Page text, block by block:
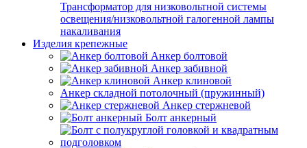
Трансформатор для низковольтной системы
освещения/низковольтной галогенной лампы
накаливания
Изделия крепежные
Анкер болтовой
Анкер забивной
Анкер клиновой
Анкер складной потолочный (пружинный)
Анкер стержневой
Болт анкерный